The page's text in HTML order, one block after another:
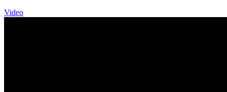
Video